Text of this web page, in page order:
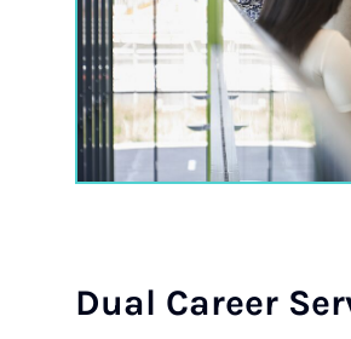
Du­al Care­er